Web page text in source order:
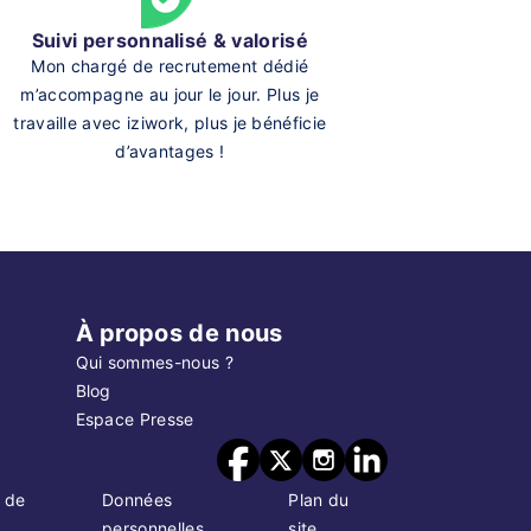
Suivi personnalisé & valorisé
Mon chargé de recrutement dédié
m’accompagne au jour le jour. Plus je
travaille avec iziwork, plus je bénéficie
d’avantages !
À propos de nous
Qui sommes-nous ?
Blog
Espace Presse
de
Données
Plan du